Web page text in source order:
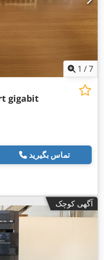
1 /7
gigabit
تماس بگیرید
آگهی کوچک